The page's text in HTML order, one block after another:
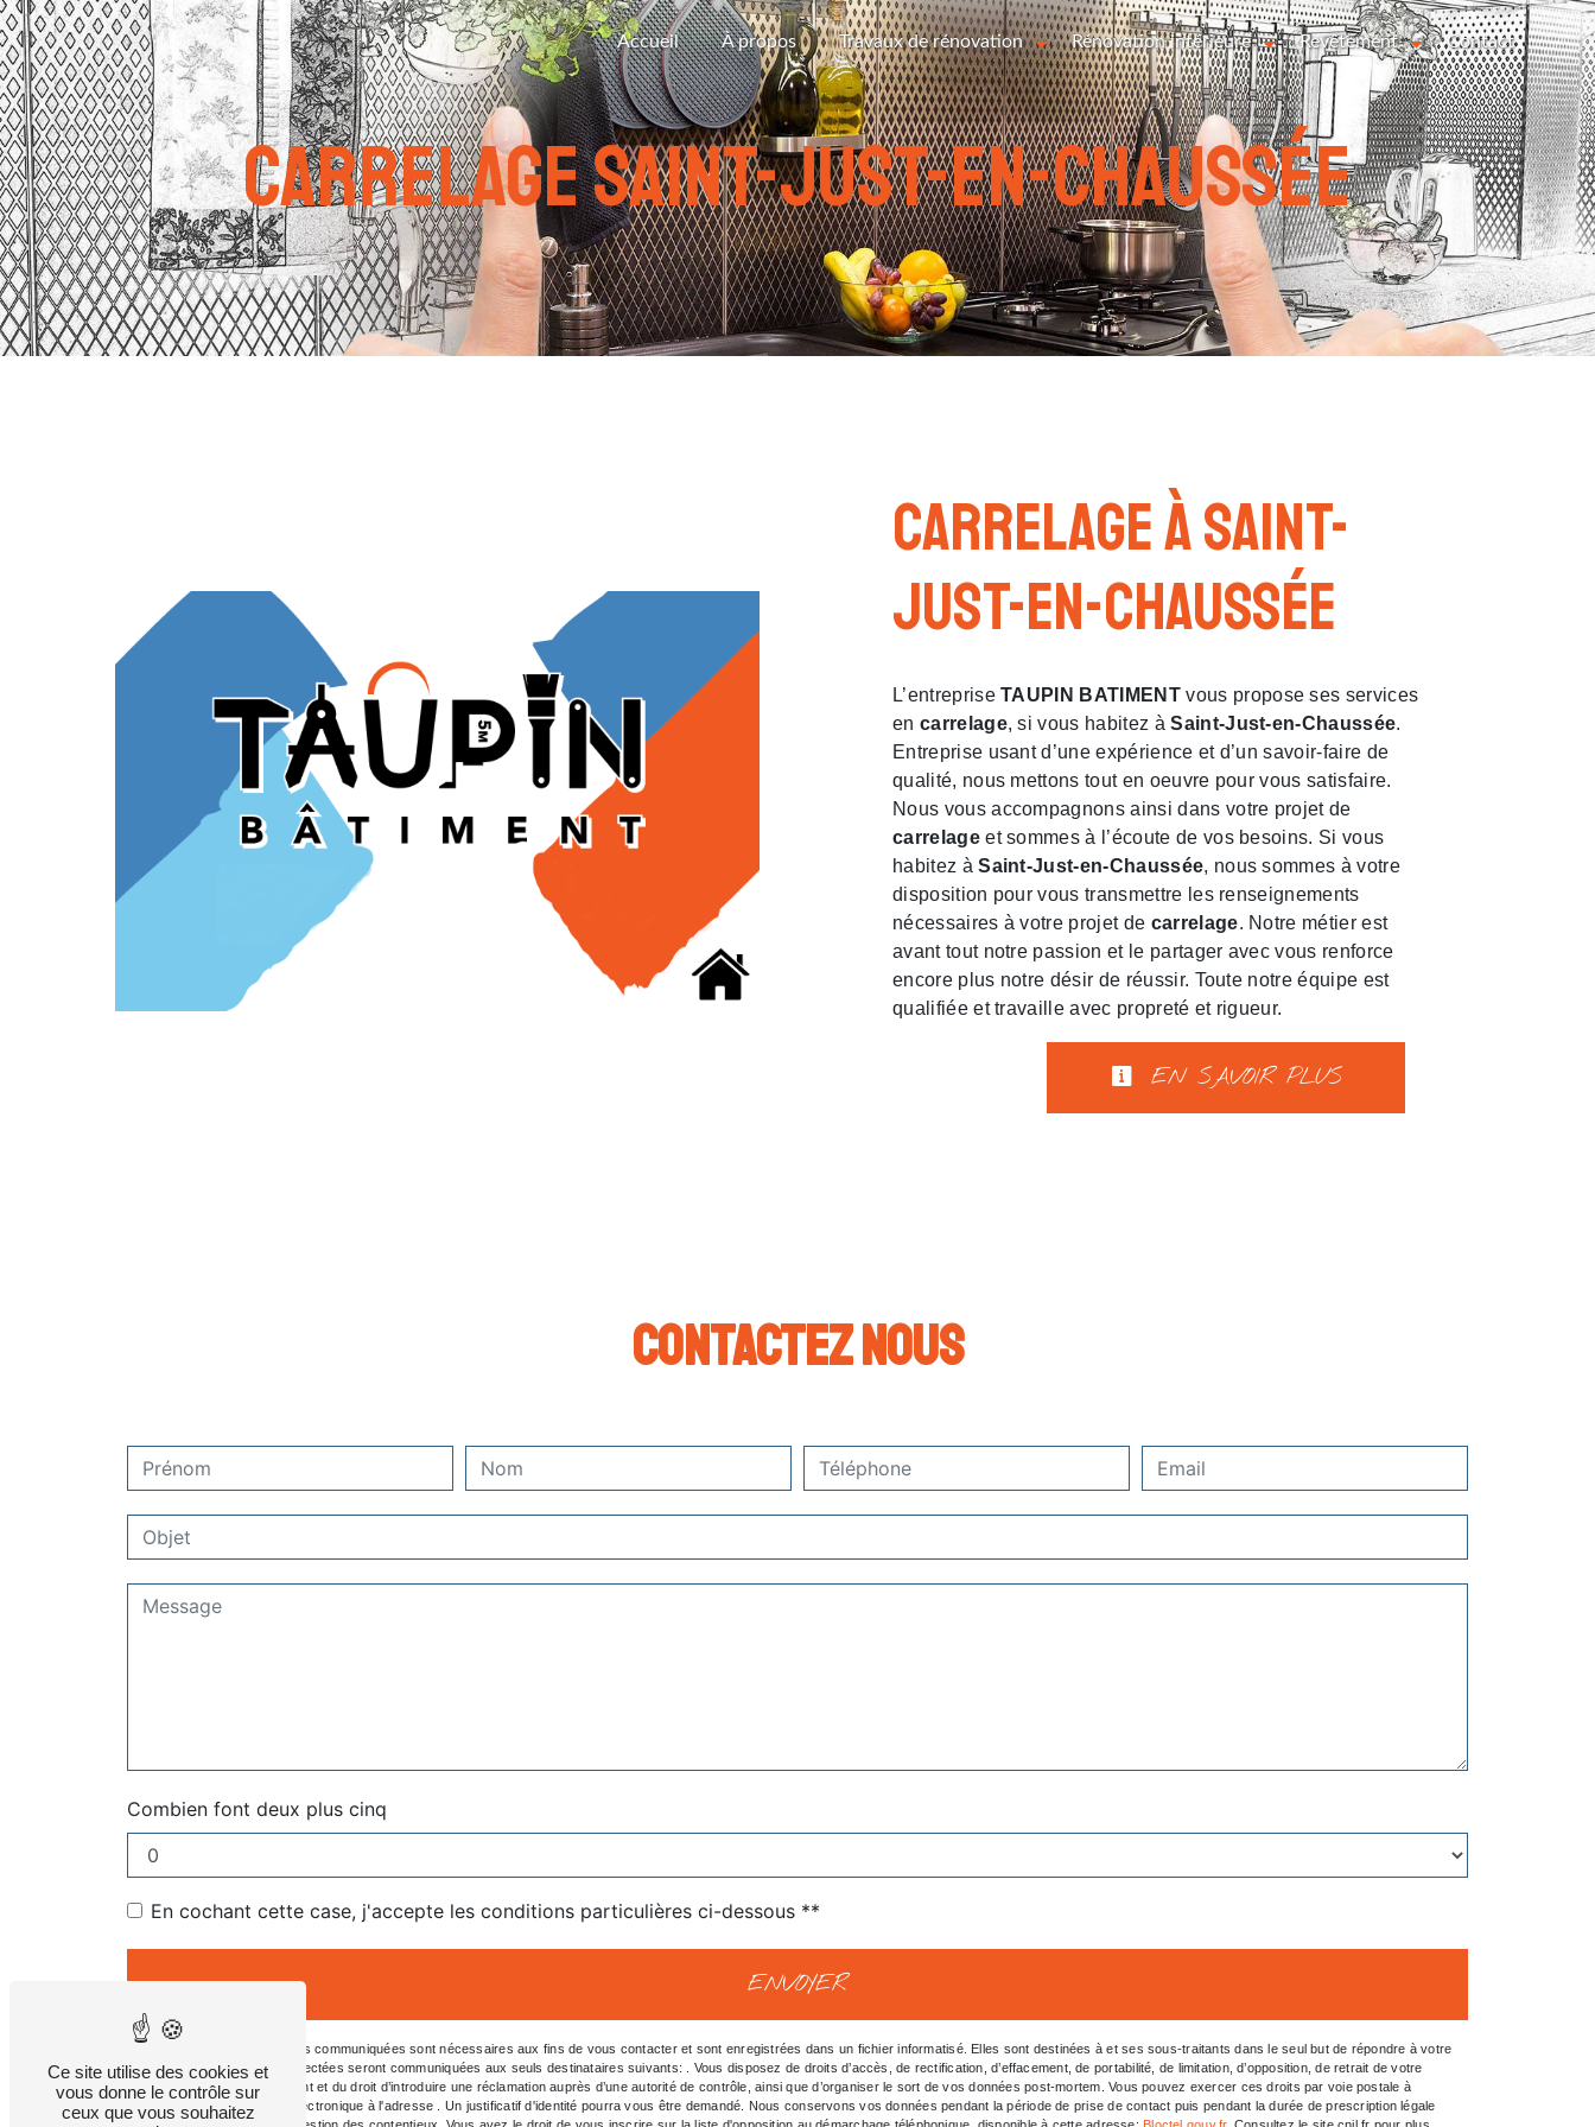
Accueil À propos Travaux de rénovation Rénovation intérieure Revêtement Contact
carrelage Saint-Just-en-Chaussée
carrelage à Saint-
Just-en-Chaussée
L’entrepriseTAUPIN BATIMENTvous propose ses services
en carrelage, si vous habitez àSaint-Just-en-Chaussée.
Entreprise usant d’une expérience et d’un savoir-faire de
qualité, nous mettons tout en oeuvre pour vous satisfaire.
Nous vous accompagnons ainsi dans votre projet de
carrelageet sommes à l’écoute de vos besoins. Si vous
habitez àSaint-Just-en-Chaussée, nous sommes à votre
disposition pour vous transmettre les renseignements
nécessaires à votre projet de carrelage. Notre métier est
avant tout notre passion et le partager avec vous renforce
encore plus notre désir de réussir. Toute notre équipe est
qualifiée et travaille avec propreté et rigueur.
EN SAVOIR PLUS
Contactez nous
Combien font deux plus cinq
En cochant cette case, j'accepte les conditions particulières ci-dessous **
ENVOYER
** Les données personnelles communiquées sont nécessaires aux fins de vous contacter et sont enregistrées dans un fichier informatisé. Elles sont destinées à et ses sous-traitants dans le seul but de répondre à votre
message. Les données collectées seront communiquées aux seuls destinataires suivants: . Vous disposez de droits d’accès, de rectification, d’effacement, de portabilité, de limitation, d’opposition, de retrait de votre
consentement à tout moment et du droit d’introduire une réclamation auprès d’une autorité de contrôle, ainsi que d’organiser le sort de vos données post-mortem. Vous pouvez exercer ces droits par voie postale à
l'adresse ou par courrier électronique à l'adresse . Un justificatif d'identité pourra vous être demandé. Nous conservons vos données pendant la période de prise de contact puis pendant la durée de prescription légale
Panneau de gestion des cookies
Ce site utilise des cookies et
vous donne le contrôle sur
ceux que vous souhaitez